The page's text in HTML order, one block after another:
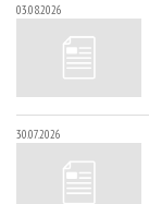
03.08.2026
30.07.2026